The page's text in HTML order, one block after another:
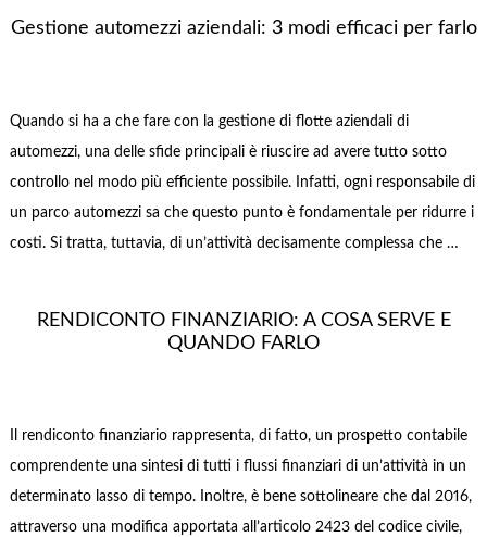
Gestione automezzi aziendali: 3 modi efficaci per farlo
Quando si ha a che fare con la gestione di flotte aziendali di
automezzi, una delle sfide principali è riuscire ad avere tutto sotto
controllo nel modo più efficiente possibile. Infatti, ogni responsabile di
un parco automezzi sa che questo punto è fondamentale per ridurre i
costi. Si tratta, tuttavia, di un’attività decisamente complessa che …
RENDICONTO FINANZIARIO: A COSA SERVE E
QUANDO FARLO
Il rendiconto finanziario rappresenta, di fatto, un prospetto contabile
comprendente una sintesi di tutti i flussi finanziari di un’attività in un
determinato lasso di tempo. Inoltre, è bene sottolineare che dal 2016,
attraverso una modifica apportata all’articolo 2423 del codice civile,